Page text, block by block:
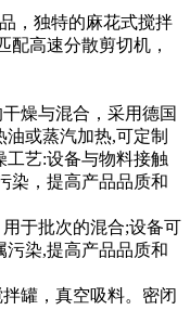
，独特的麻花式搅拌
配高速分散剪切机，
燥与混合，采用德国
或蒸汽加热,可定制
工艺:设备与物料接触
染，提高产品品质和
于批次的混合;设备可
污染,提高产品品质和
罐，真空吸料。密闭